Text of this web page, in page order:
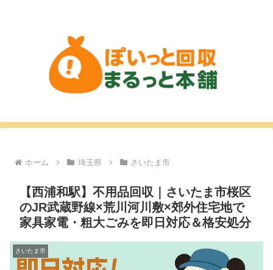
ホーム 埼玉県 さいたま市
【西浦和駅】不用品回収｜さいたま市桜区
のJR武蔵野線×荒川河川敷×郊外住宅地で
家具家電・粗大ごみを即日対応＆格安処分
さいたま市